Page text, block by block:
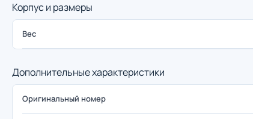
Корпус и размеры
Вес
Дополнительные характеристики
Оригинальный номер